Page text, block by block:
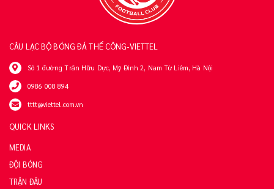
CÂU LẠC BỘ BÓNG ĐÁ THỂ CÔNG-VIETTEL
Số 1 đường Trần Hữu Dực, Mỹ Đình 2, Nam Từ Liêm, Hà Nội
0986 008 894
tttt@viettel.com.vn
QUICK LINKS
MEDIA
ĐỘI BÓNG
TRẬN ĐẤU